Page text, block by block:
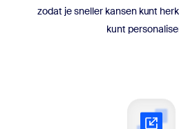
zodat je sneller kansen kunt
kunt